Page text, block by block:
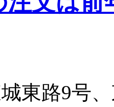
東路9号